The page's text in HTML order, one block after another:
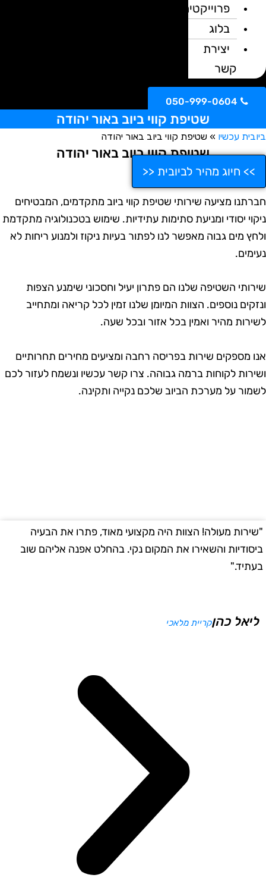
פרוייקטים
בלוג
יצירת
קשר
050-999-0604
שטיפת קווי ביוב באור יהודה
עכשיו»שטיפת קווי ביוב באור יהודה
שטיפת קווי ביוב באור יהודה
>> חיוג מהיר לביובית <<
מציעה שירותי שטיפת קווי ביוב מתקדמים, המבטיחים
יסודי ומניעת סתימות עתידיות. שימוש בטכנולוגיה מתקדמת
מים גבוה מאפשר לנו לפתור בעיות ניקוז ולמנוע ריחות לא
השטיפה שלנו הם פתרון יעיל וחסכוני שימנע הצפות
נוספים. הצוות המיומן שלנו זמין לכל קריאה ומתחייב
מהיר ואמין בכל אזור ובכל שעה.
מספקים שירות בפריסה רחבה ומציעים מחירים תחרותיים
לקוחות ברמה גבוהה. צרו קשר עכשיו ונשמח לעזור לכם
על מערכת הביוב שלכם נקייה ותקינה.
מעולה! הצוות היה מקצועי מאוד, פתרו את הבעיה
והשאירו את המקום נקי. בהחלט אפנה אליהם שוב
ליאל כהןקריית מלאכי